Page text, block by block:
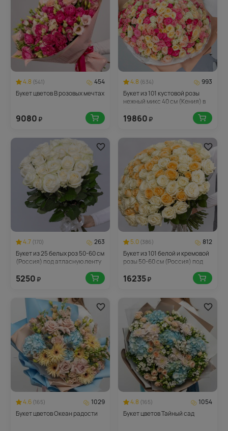
4.8 (541)
454
Букет цветов В розовых мечтах
9080 ₽
4.8 (634)
993
Букет из 101 кустовой розы
нежный микс 40 см (Кения) в
19860 ₽
4.7 (170)
263
Букет из 25 белых роз 50-60 см
(Россия) под атласную ленту
5250 ₽
5.0 (386)
812
Букет из 101 белой и кремовой
розы 50-60 см (Россия) под
16235₽
4.6 (165)
1029
Букет цветов Океан радости
4.8 (165)
1054
Букет цветов Тайный сад